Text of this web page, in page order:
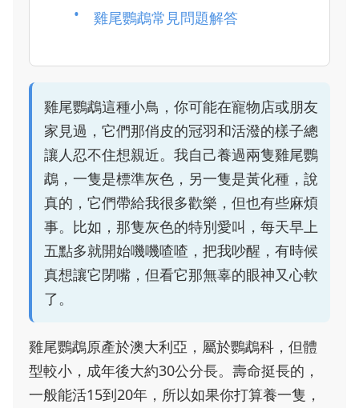
雞尾鸚鵡常見問題解答
雞尾鸚鵡這種小鳥，你可能在寵物店或朋友
家見過，它們那俏皮的冠羽和活潑的樣子總
讓人忍不住想親近。我自己養過兩隻雞尾鸚
鵡，一隻是標準灰色，另一隻是黃化種，說
真的，它們帶給我很多歡樂，但也有些麻煩
事。比如，那隻灰色的特別愛叫，每天早上
五點多就開始嘰嘰喳喳，把我吵醒，有時候
真想讓它閉嘴，但看它那無辜的眼神又心軟
了。
雞尾鸚鵡原產於澳大利亞，屬於鸚鵡科，但體
型較小，成年後大約30公分長。壽命挺長的，
一般能活15到20年，所以如果你打算養一隻，